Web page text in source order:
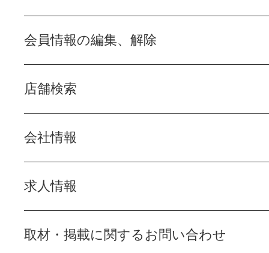
会員情報の編集、解除
店舗検索
会社情報
求人情報
取材・掲載に関するお問い合わせ